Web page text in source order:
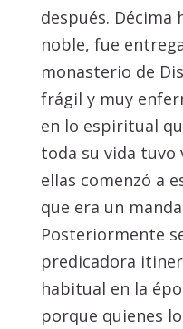
después. Décima
noble, fue
monasterio de
frágil y muy
en lo espiritual
toda su vida tuvo
ellas comenzó a
que era un
Posteriormente
predicadora
habitual en la
porque quienes